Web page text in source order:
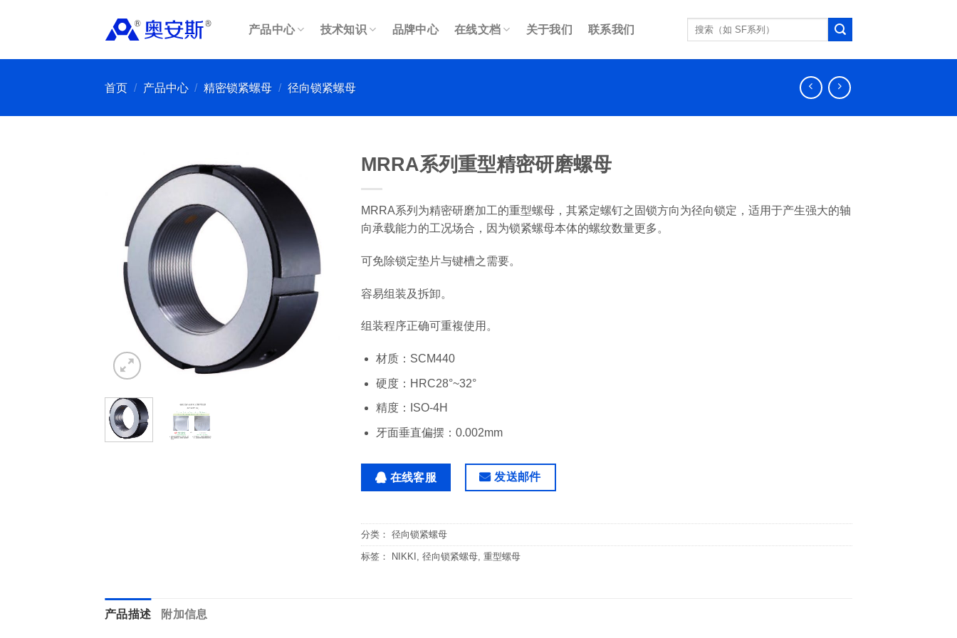
产品中心 技术知识 品牌中心 在线文档 关于我们 联系我们
索：
首页 / 产品中心 / 精密锁紧螺母 / 径向锁紧螺母
MRRA系列重型精密研磨螺母
MRRA系列为精密研磨加工的重型螺母，其紧定螺钉之固锁方向为径向锁定，适用于产生强大的轴
向承载能力的工况场合，因为锁紧螺母本体的螺纹数量更多。
可免除锁定垫片与键槽之需要。
容易组装及拆卸。
组装程序正确可重複使用。
材质：SCM440
硬度：HRC28°~32°
精度：ISO-4H
牙面垂直偏摆：0.002mm
在线客服 发送邮件
分类： 径向锁紧螺母
标签： NIKKI , 径向锁紧螺母, 重型螺母
产品描述 附加信息